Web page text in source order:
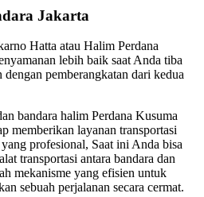
Jakarta
Hatta atau Halim Perdana
lebih baik saat Anda tiba
pemberangkatan dari kedua
bandara halim Perdana Kusuma
memberikan layanan transportasi
profesional, Saat ini Anda bisa
transportasi antara bandara dan
mekanisme yang efisien untuk
sebuah perjalanan secara cermat.